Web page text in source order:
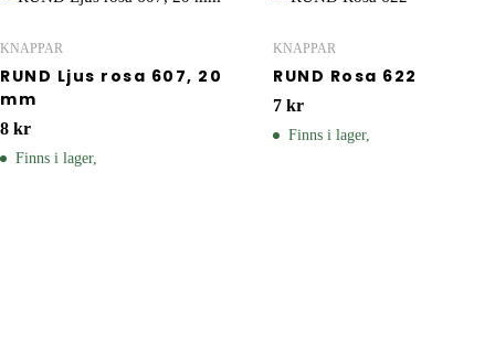
KNAPPAR
RUND Ljus rosa 607, 20
mm
8 kr
Finns i lager,
KNAPPAR
RUND Rosa 622
7 kr
Finns i lager,